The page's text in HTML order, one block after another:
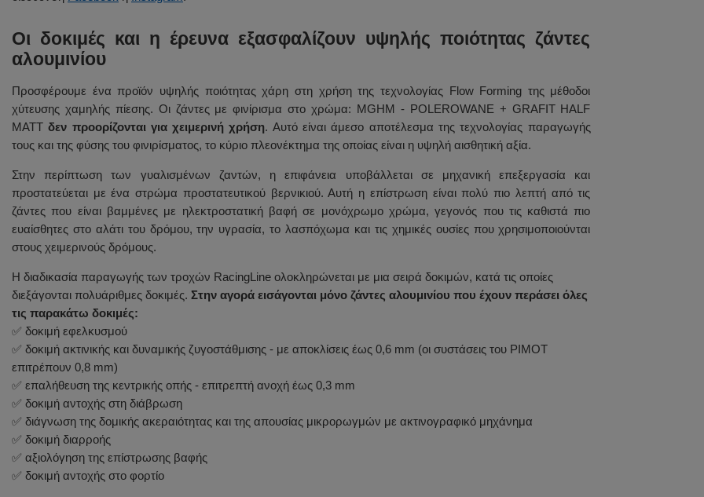
Οι δοκιμές και η έρευνα εξασφαλίζουν υψηλής ποιότητας ζάντες
αλουμινίου
Προσφέρουμε ένα προϊόν υψηλής ποιότητας χάρη στη χρήση της τεχνολογίας Flow Forming της μέθοδοι
χύτευσης χαμηλής πίεσης. Οι ζάντες με φινίρισμα στο χρώμα: MGHM - POLEROWANE + GRAFIT HALF
MATTδεν προορίζονται για χειμερινή χρήση. Αυτό είναι άμεσο αποτέλεσμα της τεχνολογίας παραγωγής
τους και της φύσης του φινιρίσματος, το κύριο πλεονέκτημα της οποίας είναι η υψηλή αισθητική αξία.
Στην περίπτωση των γυαλισμένων ζαντών, η επιφάνεια υποβάλλεται σε μηχανική επεξεργασία και
προστατεύεται με ένα στρώμα προστατευτικού βερνικιού. Αυτή η επίστρωση είναι πολύ πιο λεπτή από τις
ζάντες που είναι βαμμένες με ηλεκτροστατική βαφή σε μονόχρωμο χρώμα, γεγονός που τις καθιστά πιο
ευαίσθητες στο αλάτι του δρόμου, την υγρασία, το λασπόχωμα και τις χημικές ουσίες που χρησιμοποιούνται
στους χειμερινούς δρόμους.
Η διαδικασία παραγωγής των τροχών RacingLine ολοκληρώνεται με μια σειρά δοκιμών, κατά τις οποίες
διεξάγονται πολυάριθμες δοκιμές. Στην αγορά εισάγονται μόνο ζάντες αλουμινίου που έχουν περάσει όλες
τις παρακάτω δοκιμές:
✅ δοκιμή εφελκυσμού
✅ δοκιμή ακτινικής και δυναμικής ζυγοστάθμισης - με αποκλίσεις έως 0,6 mm (οι συστάσεις του PIMOT
επιτρέπουν 0,8 mm)
✅ επαλήθευση της κεντρικής οπής - επιτρεπτή ανοχή έως 0,3 mm
✅ δοκιμή αντοχής στη διάβρωση
✅ διάγνωση της δομικής ακεραιότητας και της απουσίας μικρορωγμών με ακτινογραφικό μηχάνημα
✅ δοκιμή διαρροής
✅ αξιολόγηση της επίστρωσης βαφής
✅ δοκιμή αντοχής στο φορτίο